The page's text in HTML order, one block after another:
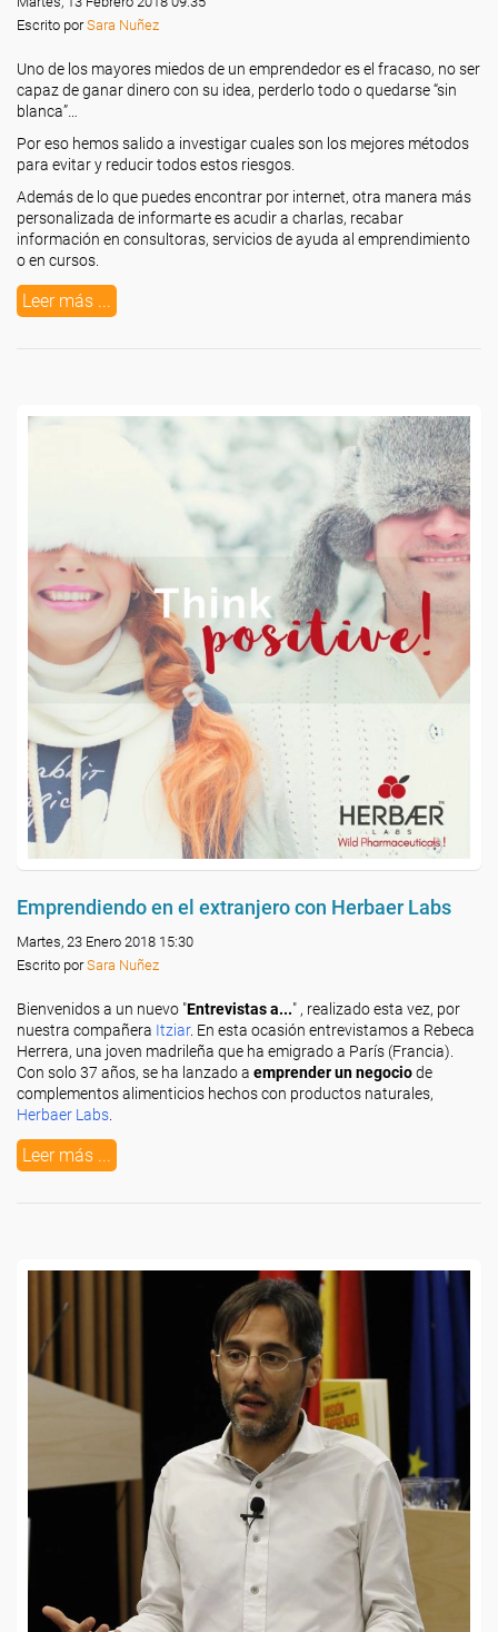
Escrito porSara Nuñez
Uno de los mayores miedos de un emprendedor es el fracaso, no ser
capaz de ganar dinero con su idea, perderlo todo o quedarse “sin
blanca”…
Por eso hemos salido a investigar cuales son los mejores métodos
para evitar y reducir todos estos riesgos.
Además de lo que puedes encontrar por internet, otra manera más
personalizada de informarte es acudir a charlas, recabar
información en consultoras, servicios de ayuda al emprendimiento
o en cursos.
Leer más ...
Emprendiendo en el extranjero con Herbaer Labs
Martes, 23 Enero 2018 15:30
Escrito porSara Nuñez
Bienvenidos a un nuevo "Entrevistas a..." , realizado esta vez, por
nuestra compañera Itziar. En esta ocasión entrevistamos a Rebeca
Herrera, una joven madrileña que ha emigrado a París (Francia).
Con solo 37 años, se ha lanzado a emprender un negociode
complementos alimenticios hechos con productos naturales,
Herbaer Labs
Leer más ...